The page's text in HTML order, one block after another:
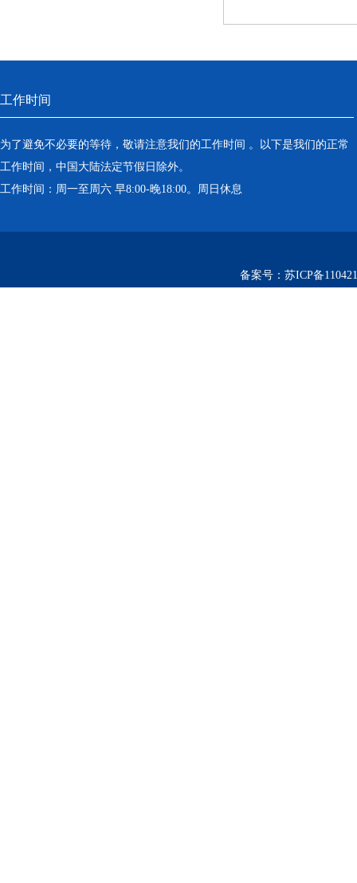
工作时间
为了避免不必要的等待，敬请注意我们的工作时间 。以下是我们的正常
工作时间，中国大陆法定节假日除外。
工作时间：周一至周六 早8:00-晚18:00。周日休息
备案号： 苏ICP备